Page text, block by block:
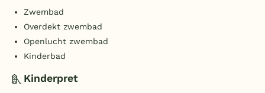
Zwembad
Overdekt zwembad
Openlucht zwembad
Kinderbad
Kinderpret